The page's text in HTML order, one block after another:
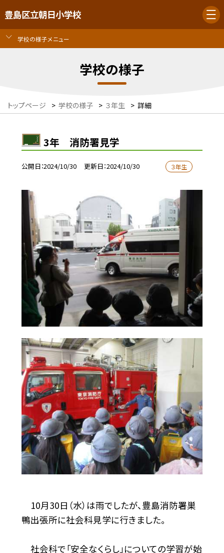
豊島区立朝日小学校
学校の様子メニュー
学校の様子
トップページ > 学校の様子 > ３年生 > 詳細
3年 消防署見学
公開日 2024/10/30 更新日 2024/10/30 ３年生
10月30日（水）は雨でしたが、豊島消防署巣
鴨出張所に社会科見学に行きました。
社会科で「安全なくらし」についての学習が始